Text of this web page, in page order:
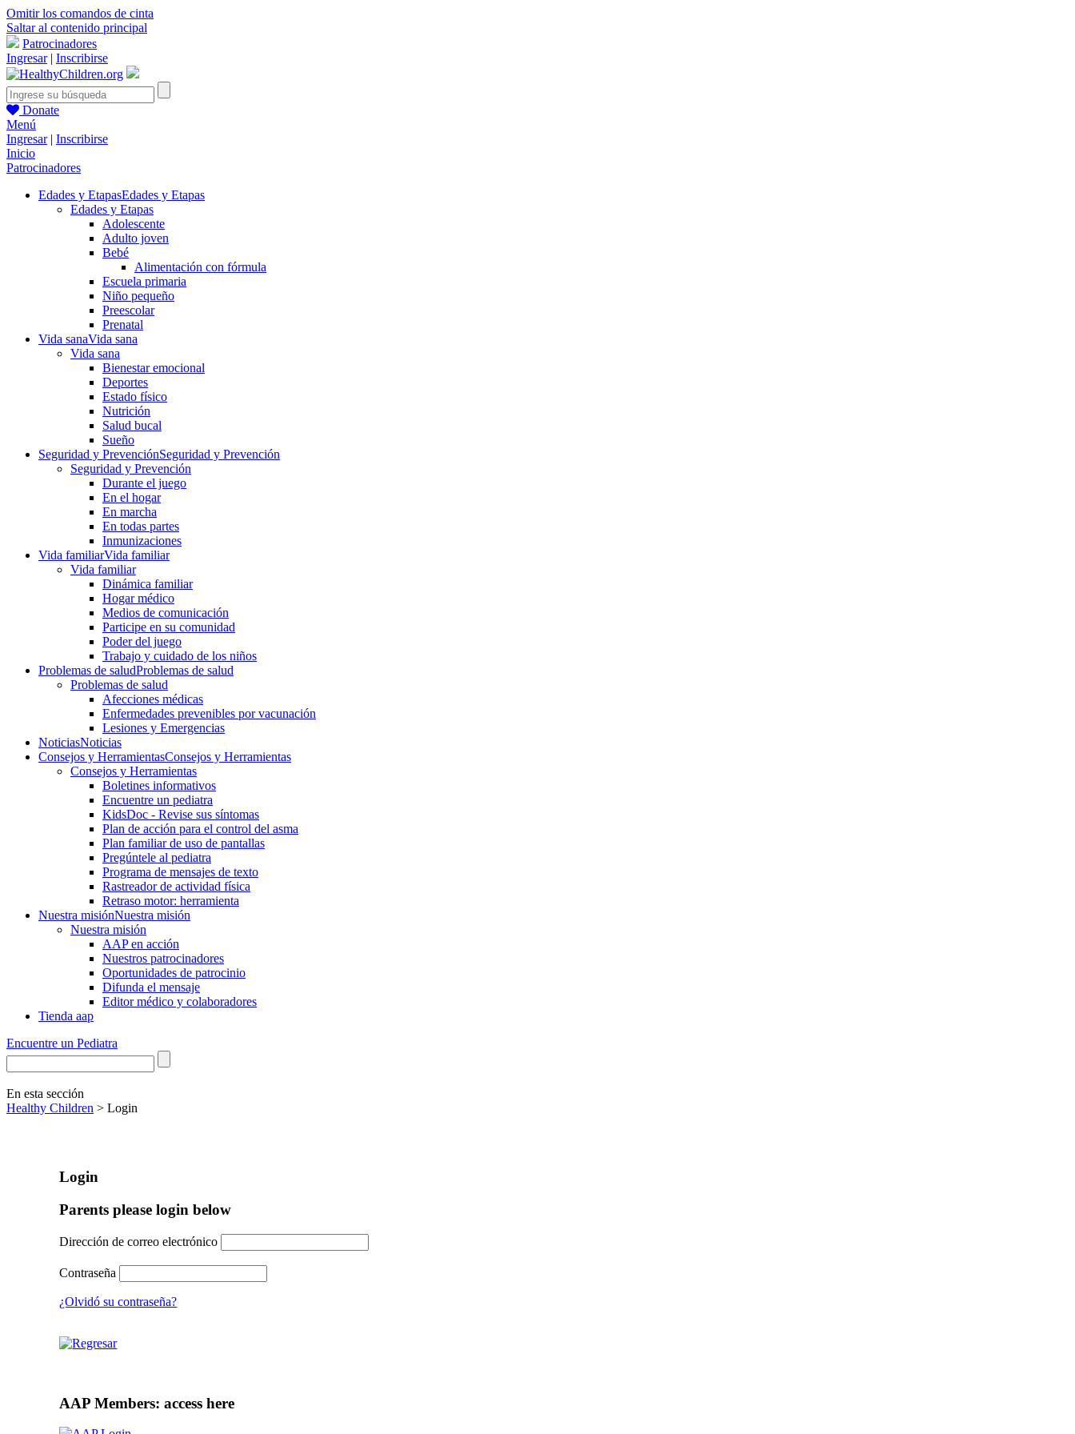
Omitir los comandos de cinta
Saltar al contenido principal
Patrocinadores
Ingresar| Inscribirse
Donate
Menú
Ingresar| Inscribirse
Inicio
Patrocinadores
Edades y EtapasEdades y Etapas
Edades y Etapas
Adolescente
Adulto joven
Bebé
Alimentación con fórmula
Escuela primaria
Niño pequeño
Preescolar
Prenatal
Vida sanaVida sana
Vida sana
Bienestar emocional
Deportes
Estado físico
Nutrición
Salud bucal
Sueño
Seguridad y PrevenciónSeguridad y Prevención
Seguridad y Prevención
Durante el juego
En el hogar
En marcha
En todas partes
Inmunizaciones
Vida familiarVida familiar
Vida familiar
Dinámica familiar
Hogar médico
Medios de comunicación
Participe en su comunidad
Poder del juego
Trabajo y cuidado de los niños
Problemas de saludProblemas de salud
Problemas de salud
Afecciones médicas
Enfermedades prevenibles por vacunación
Lesiones y Emergencias
NoticiasNoticias
Consejos y HerramientasConsejos y Herramientas
Consejos y Herramientas
Boletines informativos
Encuentre un pediatra
KidsDoc - Revise sus síntomas
Plan de acción para el control del asma
Plan familiar de uso de pantallas
Pregúntele al pediatra
Programa de mensajes de texto
Rastre​​ador de activida​d física
Retraso motor: herramienta
Nuestra misiónNuestra misión
Nuestra misión
AAP en acción
Nuestros patrocinadores
Oportunidades de patrocinio
Difunda el mensaje
Editor médico y colaboradores
Tienda aap
Encuentre un Pediatra
En esta sección
Healthy Children > Login
Login
Parents please login below
Dirección de correo electrónico
Contraseña
¿Olvidó su contraseña?
AAP Members: access here